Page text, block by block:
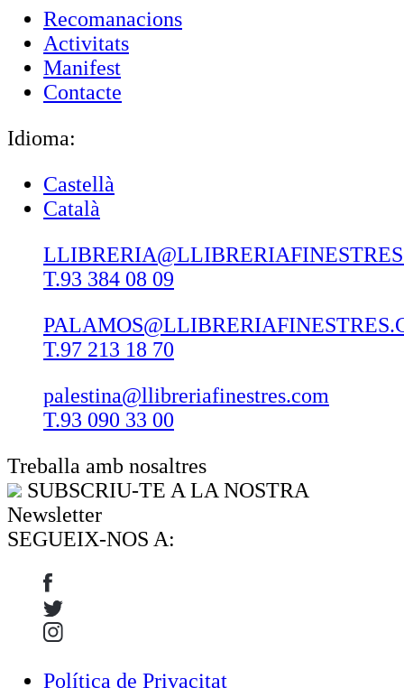
Recomanacions
Activitats
Manifest
Contacte
Idioma:
Castellà
Català
T.93 384 08 09
T.97 213 18 70
palestina@llibreriafinestres.com
T.93 090 33 00
Treballa amb nosaltres
SUBSCRIU-TE A LA NOSTRA
Newsletter
SEGUEIX-NOS A:
Política de Privacitat